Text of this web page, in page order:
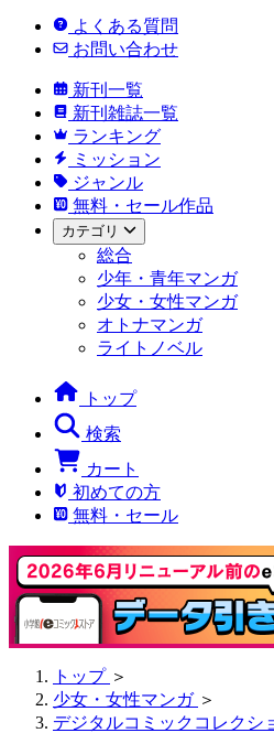
よくある質問
お問い合わせ
新刊一覧
新刊雑誌一覧
ランキング
ミッション
ジャンル
無料・セール作品
カテゴリ
総合
少年・青年マンガ
少女・女性マンガ
オトナマンガ
ライトノベル
トップ
検索
カート
初めての方
無料・セール
トップ ＞
少女・女性マンガ ＞
デジタルコミックコレクシ